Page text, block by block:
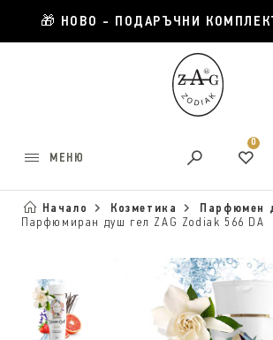
🎁 НОВО - ПОДАРЪЧНИ
МЕНЮ
0
Начало Козметика
Парфюмен
Парфюмиран душ гел ZAG Zodiak 566 DA